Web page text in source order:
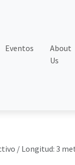
Eventos
About
Us
/ Longitud: 3